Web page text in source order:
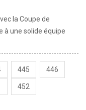
la Coupe de
à une solide équipe
445 446
452